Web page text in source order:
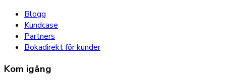
Blogg
Kundcase
Partners
Bokadirekt för kunder
Kom igång